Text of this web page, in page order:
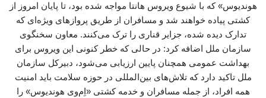
هوندیوس» که با شیوع ویروس هانتا مواجه شده بود، تا پایان امروز از
کشتی پیاده خواهند شد و مسافران از طریق پروازهای ویژه‌ای که
تدارک دیده شده، جزایر قناری را ترک می‌کنند. معاون سخنگوی
سازمان ملل اضافه کرد: در حالی که خطر کنونی این ویروس برای
بهداشت عمومی همچنان پایین ارزیابی می‌شود، دبیرکل سازمان
ملل تاکید دارد که تلاش‌های بین‌المللی در حوزه سلامت باید امنیت
همه افراد، از جمله مسافران و خدمه کشتی «اِم‌وی هوندیوس» را